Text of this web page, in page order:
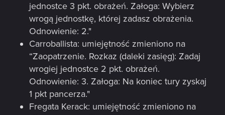
jednostce 3 pkt. obrażeń. Załoga: Wybierz
wrogą jednostkę, której zadasz obrażenia.
Odnowienie: 2."
Carroballista: umiejętność zmieniono na
“Zaopatrzenie. Rozkaz (daleki zasięg): Zadaj
wrogiej jednostce 2 pkt. obrażeń.
Odnowienie: 3. Załoga: Na koniec tury zyskaj
1 pkt pancerza."
Fregata Kerack: umiejętność zmieniono na